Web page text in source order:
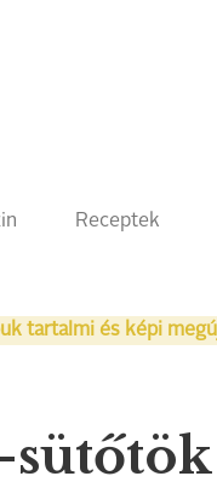
Receptek
tartalmi és képi